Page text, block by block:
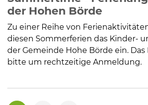
der Hohen Börde
Zu einer Reihe von
diesen Sommerferien das Kinder-
der Gemeinde Hohe Börde ein.
bitte um rechtzeitige Anmeldung.